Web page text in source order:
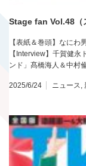
Stage fan Vol.48（
【表紙＆巻頭】なにわ
【Interview】千賀健
ンド」髙橋海人＆中村
2025/6/24 ニュース,